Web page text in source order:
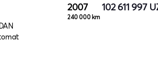
2007
240 000 km
102 611 997